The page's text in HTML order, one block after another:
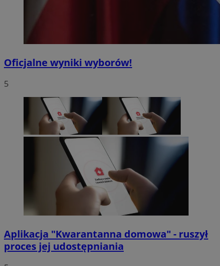
Oficjalne wyniki wyborów!
5
Aplikacja "Kwarantanna domowa" - ruszył
proces jej udostępniania